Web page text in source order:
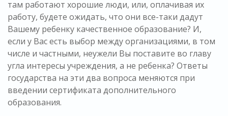
там работают хорошие люди, или, оплачивая их
работу, будете ожидать, что они все-таки дадут
Вашему ребенку качественное образование? И,
если у Вас есть выбор между организациями, в том
числе и частными, неужели Вы поставите во главу
угла интересы учреждения, а не ребенка? Ответы
государства на эти два вопроса меняются при
введении сертификата дополнительного
образования.